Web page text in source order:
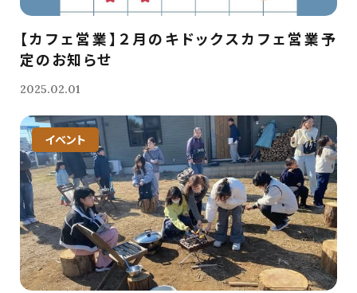
【カフェ営業】２月のキドックスカフェ営業予
定のお知らせ
2025.02.01
イベント